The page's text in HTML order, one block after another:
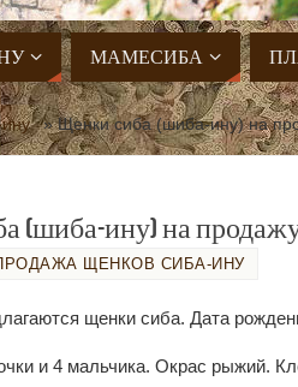
МАМЕСИБА
»Щенки сиба (шиба-ину) на
(шиба-ину) на
ЩЕНКОВ СИБА-ИНУ
щенки сиба. Дата
и 4 мальчика. Окрас рыжий.